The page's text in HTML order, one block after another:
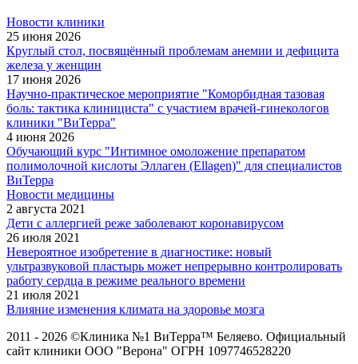
Новости клиники
25 июня 2026
Круглый стол, посвящённый проблемам анемии и дефицита
железа у женщин
17 июня 2026
Научно-практическое мероприятие "Коморбидная тазовая
боль: тактика клинициста" с участием врачей-гинекологов
клиники "ВиТерра"
4 июня 2026
Обучающий курс "Интимное омоложение препаратом
полимолочной кислоты Эллаген (Ellagen)" для специалистов
ВиТерра
Новости медицины
2 августа 2021
Дети с аллергией реже заболевают коронавирусом
26 июля 2021
Невероятное изобретение в диагностике: новый
ультразвуковой пластырь может непрерывно контролировать
работу сердца в режиме реального времени
21 июля 2021
Влияние изменения климата на здоровье мозга
2011 - 2026 ©Клиника №1 ВиТерра™ Беляево. Официальный
сайт клиники ООО "Верона" ОГРН 1097746528220